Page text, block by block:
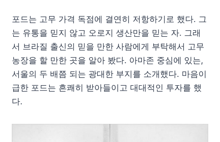
포드는 고무 가격 독점에 결연히 저항하기로 했다. 그
는 유통을 믿지 않고 오로지 생산만을 믿는 자. 그래
서 브라질 출신의 믿을 만한 사람에게 부탁해서 고무
농장을 할 만한 곳을 알아 봤다. 아마존 중심에 있는,
서울의 두 배쯤 되는 광대한 부지를 소개했다. 마음이
급한 포드는 흔쾌히 받아들이고 대대적인 투자를 했
다.